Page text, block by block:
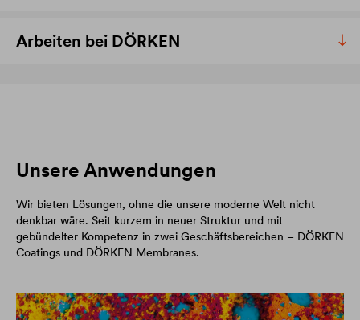
Arbeiten bei DÖRKEN
Unsere Anwendungen
Wir bieten Lösungen, ohne die unsere moderne Welt nicht
denkbar wäre. Seit kurzem in neuer Struktur und mit
gebündelter Kompetenz in zwei Geschäftsbereichen – DÖRKEN
Coatings und DÖRKEN Membranes.